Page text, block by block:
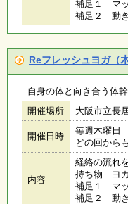
補足１ マ
補足２ 動き
Reフレッシュヨガ（
自身の体と向き合う体
開催場所
大阪市立長
開催日時
毎週木曜日
どの回から
内容
経絡の流れ
持ち物 ヨガ
補足１ マ
補足２ 動き